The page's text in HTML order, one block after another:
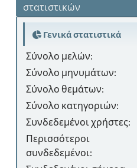
στατιστικών
Γενικά στατιστικά
Σύνολο μελών:
Σύνολο μηνυμάτων:
Σύνολο θεμάτων:
Σύνολο κατηγοριών:
Συνδεδεμένοι χρήστες:
Περισσότεροι
συνδεδεμένοι: